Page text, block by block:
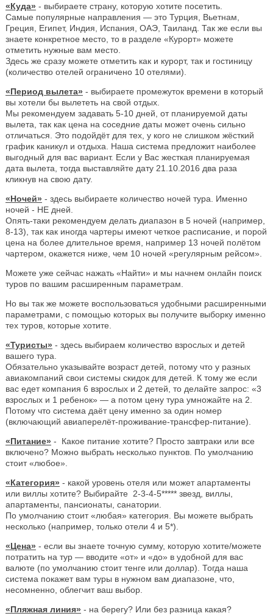
«Куда» - выбираете страну, которую хотите посетить.
Самые популярные направления — это Турция, Вьетнам,
Греция, Египет, Индия, Испания, ОАЭ, Таиланд. Так же если вы
знаете конкретное место, то в разделе «Курорт» можете
отметить нужные вам место.
Здесь же сразу можете отметить как и курорт, так и гостиницу
(количество отелей ограничено 10 отелями).
«Период вылета» - выбираете промежуток времени в который
вы хотели бы вылететь на свой отдых.
Мы рекомендуем задавать 5-10 дней, от планируемой даты
вылета, так как цена на соседние даты может очень сильно
отличаться. Это подойдёт для тех, у кого не слишком жёсткий
график каникул и отдыха. Наша система предложит наиболее
выгодный для вас вариант. Если у Вас жесткая планируемая
дата вылета, тогда выставляйте дату 21.10.2016 два раза
кликнув на свою дату.
«Ночей» - здесь выбираете количество ночей тура. Именно
ночей - НЕ дней.
Опять-таки рекомендуем делать диапазон в 5 ночей (например,
8-13), так как иногда чартеры имеют четкое расписание, и порой
цена на более длительное время, например 13 ночей полётом
чартером, окажется ниже, чем 10 ночей «регулярным рейсом».
Можете уже сейчас нажать «Найти» и мы начнем онлайн поиск
туров по вашим расширенным параметрам.
Но вы так же можете воспользоваться удобными расширенными
параметрами, с помощью которых вы получите выборку именно
тех туров, которые хотите.
«Туристы» - здесь выбираем количество взрослых и детей
вашего тура.
Обязательно указывайте возраст детей, потому что у разных
авиакомпаний свои системы скидок для детей. К тому же если
вас едет компания 6 взрослых и 2 детей, то делайте запрос: «3
взрослых и 1 ребенок» — а потом цену тура умножайте на 2.
Потому что система даёт цену именно за один номер
(включающий авиаперелёт-проживание-трансфер-питание).
«Питание» - Какое питание хотите? Просто завтраки или все
включено? Можно выбрать несколько пунктов. По умолчанию
стоит «любое».
«Категория» - какой уровень отеля или может апартаменты
или виллы хотите? Выбирайте 2-3-4-5***** звезд, виллы,
апартаменты, пансионаты, санатории.
По умолчанию стоит «любая» категория. Вы можете выбрать
несколько (например, только отели 4 и 5*).
«Цена» - если вы знаете точную сумму, которую хотите/можете
потратить на тур — вводите «от» и «до» в удобной для вас
валюте (по умолчанию стоит тенге или доллар). Тогда наша
система покажет вам туры в нужном вам диапазоне, что,
несомненно, облегчит ваш выбор.
«Пляжная линия» - на берегу? Или без разница какая?